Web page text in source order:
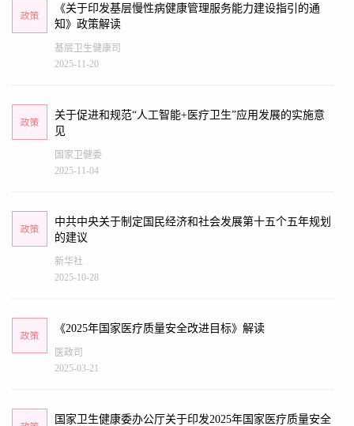
《关于印发基层慢性病健康管理服务能力建设指引的通
知》政策解读
基层卫生健康司
2025-11-20
关于促进和规范“人工智能+医疗卫生”应用发展的实施意
见
国家卫健委
2025-11-04
中共中央关于制定国民经济和社会发展第十五个五年规划
的建议
新华社
2025-10-28
《2025年国家医疗质量安全改进目标》解读
医政司
2025-03-21
国家卫生健康委办公厅关于印发2025年国家医疗质量安全